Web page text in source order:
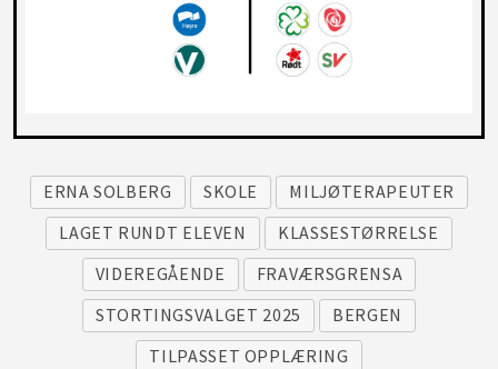
ERNA SOLBERG SKOLE
MILJØTERAPEUTER
LAGET RUNDT ELEVEN
KLASSESTØRRELSE
VIDEREGÅENDE
FRAVÆRSGRENSA
STORTINGSVALGET 2025
BERGEN
TILPASSET OPPLÆRING